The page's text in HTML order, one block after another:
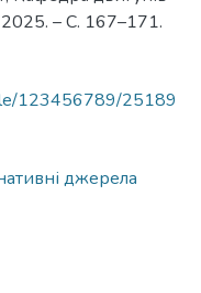
2025. – С. 167–171.
123456789/25189
джерела